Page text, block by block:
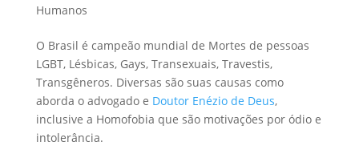
Humanos
O Brasil é campeão mundial de Mortes de pessoas
LGBT, Lésbicas, Gays, Transexuais, Travestis,
Transgêneros. Diversas são suas causas como
aborda o advogado e Doutor Enézio de Deus,
inclusive a Homofobia que são motivações por ódio e
intolerância.